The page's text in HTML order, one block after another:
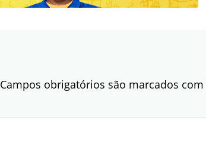
Campos obrigatórios são marcados com